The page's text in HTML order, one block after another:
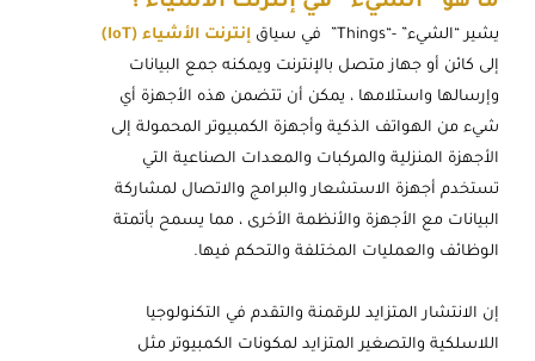
يشير “الشيء” -“Things” في سياق
إنترنت الأشياء (IoT)
إلى كائن أو جهاز متصل بالإنترنت ويمكنه جمع البيانات
وإرسالها واستلامها ، يمكن أن تتضمن هذه الأجهزة أي
شيء من الهواتف الذكية وأجهزة الكمبيوتر المحمولة إلى
الأجهزة المنزلية والمركبات والمعدات الصناعية التي
تستخدم أجهزة الاستشعار والبرامج والاتصال لمشاركة
البيانات مع الأجهزة والأنظمة الأخرى ، مما يسمح بأتمتة
الوظائف والعمليات المختلفة والتحكم فيها.
إن الانتشار المتزايد للرقمنة والتقدم في التكنولوجيا
اللاسلكية والتصغير المتزايد لمكونات الكمبيوتر مثل